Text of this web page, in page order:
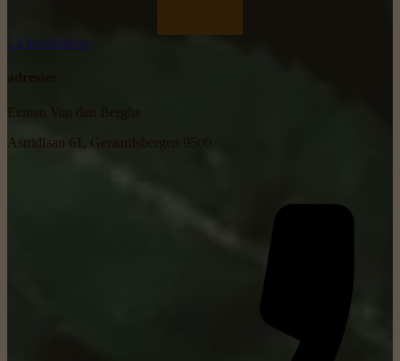
La localisation
Astridlaan 61, Geraardsbergen 9500